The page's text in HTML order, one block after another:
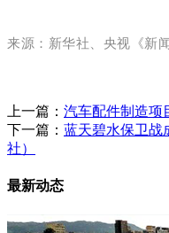
来源：新华社、央视《新
上一篇： 汽车配件制造项
下一篇： 蓝天碧水保卫战
社）
最新动态